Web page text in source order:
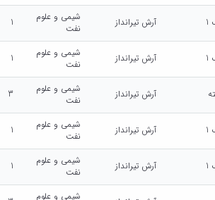
آرش تیرانداز
شیمی و علوم
نفت
1
آرش تیرانداز
شیمی و علوم
نفت
1
آرش تیرانداز
شیمی و علوم
نفت
3
آرش تیرانداز
شیمی و علوم
نفت
1
آرش تیرانداز
شیمی و علوم
نفت
1
شیمی و علوم